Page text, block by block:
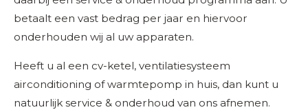
betaalt een vast bedrag per jaar en hiervoor
onderhouden wij al uw apparaten.
Heeft u al een cv-ketel, ventilatiesysteem
airconditioning of warmtepomp in huis, dan kunt u
natuurlijk service & onderhoud van ons afnemen.